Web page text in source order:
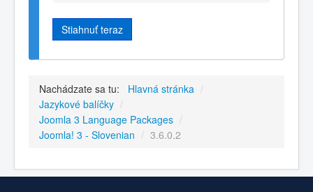
Stiahnuť teraz
Nachádzate sa tu: Hlavná stránka /
Jazykové balíčky /
Joomla 3 Language Packages /
Joomla! 3 - Slovenian / 3.6.0.2